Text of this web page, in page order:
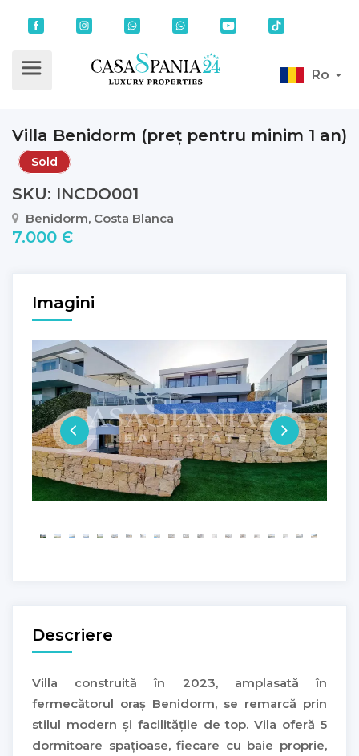
Ro
Villa Benidorm (preț pentru minim 1 an)
Sold
SKU: INCDO001
Benidorm, Costa Blanca
7.000 Є
Imagini
Descriere
Villa construită în 2023, amplasată în
fermecătorul oraș Benidorm, se remarcă prin
stilul modern și facilitățile de top. Vila oferă 5
dormitoare spațioase, fiecare cu baie proprie,